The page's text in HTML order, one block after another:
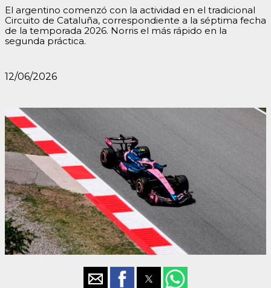
El argentino comenzó con la actividad en el tradicional
Circuito de Cataluña, correspondiente a la séptima fecha
de la temporada 2026. Norris el más rápido en la
segunda práctica.
12/06/2026